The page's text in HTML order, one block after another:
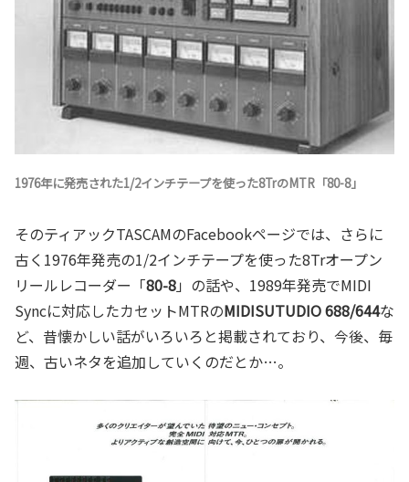
1976年に発売された1/2インチテープを使った8TrのMTR「80-8」
そのティアックTASCAMのFacebookページでは、さらに
古く1976年発売の1/2インチテープを使った8Trオープン
リールレコーダー「80-8」の話や、1989年発売でMIDI
Syncに対応したカセットMTRのMIDISUTUDIO 688/644な
ど、昔懐かしい話がいろいろと掲載されており、今後、毎
週、古いネタを追加していくのだとか…。